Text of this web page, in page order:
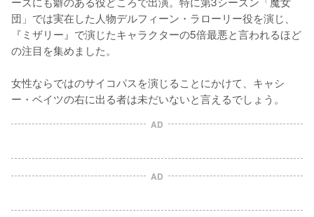
団」では実在した人物デルフィーン・ラローリー役を演じ、
『ミザリー』で演じたキャラクターの5倍最悪と言われるほど
の注目を集めました。
女性ならではのサイコパスを演じることにかけて、キャシ
ー・ベイツの右に出る者は未だいないと言えるでしょう。
AD
AD